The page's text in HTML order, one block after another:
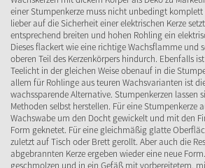
einer Stumpenkerze muss nicht unbedingt
lieber auf die Sicherheit einer elektrischen Kerze
entsprechend breiten und hohen Rohling ein
Dieses flackert wie eine richtige Wachsflamme und
oberen Teil des Kerzenkörpers hindurch. Ebenfalls
Teelicht in der gleichen Weise obenauf in die
allem für Rohlinge aus teuren Wachsvarianten ist
wachssparende Alternative. Stumpenkerzen lassen
Methoden selbst herstellen. Für eine Stumpenkerze
Wachswabe um den Docht gewickelt und mit den
Form geknetet. Für eine gleichmäßig glatte
zuletzt auf Tisch oder Brett gerollt. Aber auch die
abgebrannten Kerze ergeben wieder eine neue
geschmolzen und in ein Gefäß mit vorbereitetem,